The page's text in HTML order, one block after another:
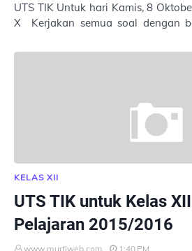
UTS TIK Untuk hari Kamis, 8 Oktober 2015.
X Kerjakan semua soal dengan baik. Pilihlah jawaban
KELAS XII
UTS TIK untuk Kelas
Pelajaran 2015/2016
www.murtiweb.com 1:40 PM